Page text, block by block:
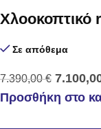
Χλοοκοπτικό
Σε απόθεμα
7.390,00€
Προσθήκη στο